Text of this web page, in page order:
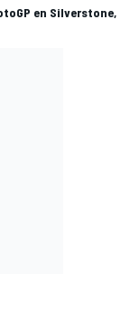
en Silverstone,